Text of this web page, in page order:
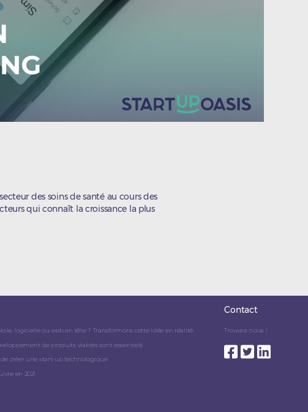
des soins de santé au cours des
qui connaît la croissance la plus
logicielle ou web en tête ? Transformons cette idée en réalité.
de produits viables sont essentiels
créer une start-up technologique
en 2021
Contact
Trouvez-nous !